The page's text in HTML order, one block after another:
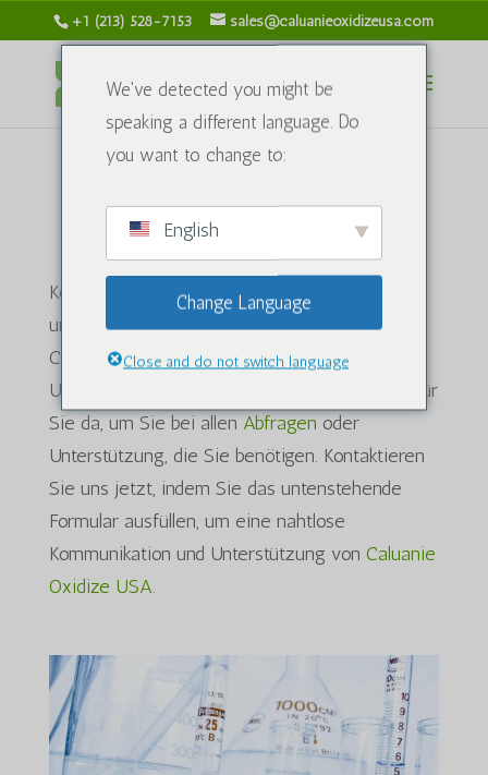
+1 (213) 528-7153 sales@caluanieoxidizeusa.com
So erreichen Sie uns!
Kontaktieren Sie uns einfach! Kontaktieren Sie
uns per WhatsApp, Telefon, E-Mail oder Live-
Chat für schnelle und zuverlässige Antworten.
Unser engagiertes Team ist rund um die Uhr für
Sie da, um Sie bei allen Abfragen oder
Unterstützung, die Sie benötigen. Kontaktieren
Sie uns jetzt, indem Sie das untenstehende
Formular ausfüllen, um eine nahtlose
Kommunikation und Unterstützung von Caluanie
Oxidize USA.
We've detected you might be
speaking a different language. Do
you want to change to:
English
Change Language
Close and do not switch language